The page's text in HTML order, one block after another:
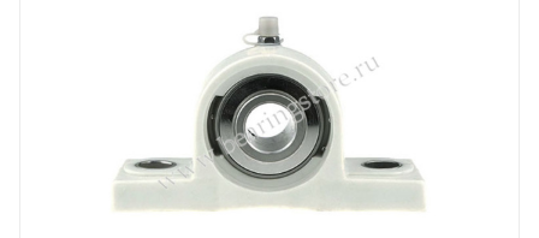
подшипниковый
узел
CRAFT
BEARINGS
взят